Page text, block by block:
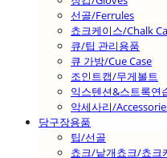
선골/Ferrules
쵸크케이스/Chalk
큐/팁 관리용품
큐 가방/Cue Case
조인트캡/무게볼트
익스텐션&스트록연
악세사리/
당구장용품
팁/선골
쵸크/낱개쵸크/쵸크